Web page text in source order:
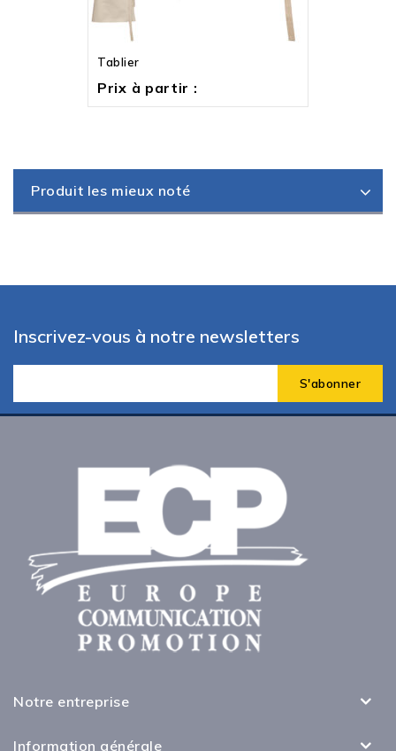
Tablier
Prix à partir :
Produit les mieux noté
Inscrivez-vous à notre newsletters
Notre entreprise
Information générale